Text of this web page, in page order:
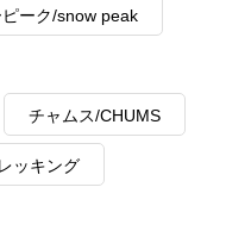
ピーク/snow peak
チャムス/CHUMS
ッキング